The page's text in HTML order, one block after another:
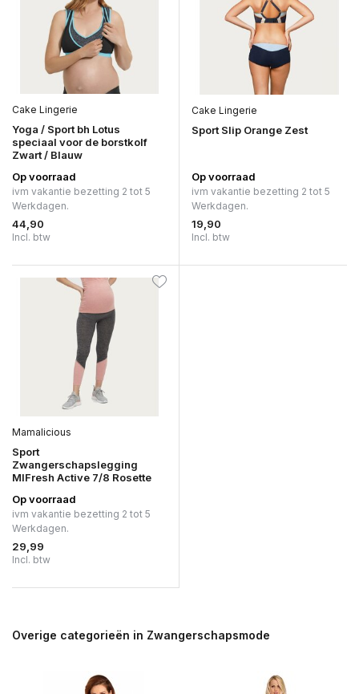
Cake Lingerie
Yoga / Sport bh Lotus
speciaal voor de borstkolf
Zwart / Blauw
Op voorraad
ivm vakantie bezetting 2 tot 5
Werkdagen.
44,90
Incl. btw
Cake Lingerie
Sport Slip Orange Zest
Op voorraad
ivm vakantie bezetting 2 tot 5
Werkdagen.
19,90
Incl. btw
Mamalicious
Sport
Zwangerschapslegging
MlFresh Active 7/8 Rosette
Op voorraad
ivm vakantie bezetting 2 tot 5
Werkdagen.
29,99
Incl. btw
Overige categorieën in Zwangerschapsmode